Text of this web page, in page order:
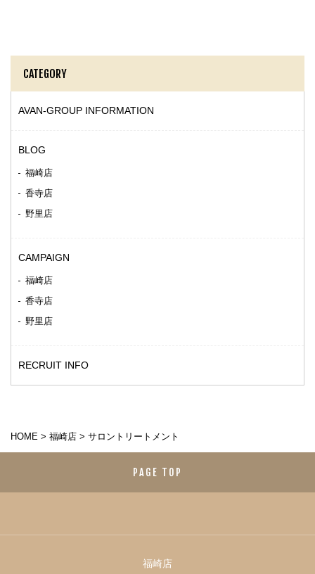
CATEGORY
AVAN-GROUP INFORMATION
BLOG
福崎店
香寺店
野里店
CAMPAIGN
福崎店
香寺店
野里店
RECRUIT INFO
HOME > 福崎店 > サロントリートメント
PAGE TOP
福崎店